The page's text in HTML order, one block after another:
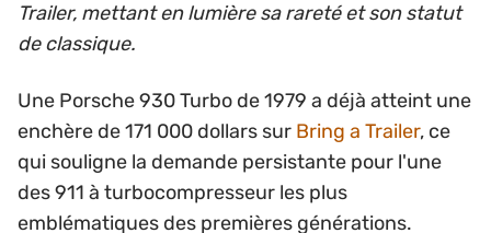
Trailer, mettant en lumière sa rareté et son statut
de classique.
Une Porsche 930 Turbo de 1979 a déjà atteint une
enchère de 171 000 dollars sur Bring a Trailer, ce
qui souligne la demande persistante pour l'une
des 911 à turbocompresseur les plus
emblématiques des premières générations.